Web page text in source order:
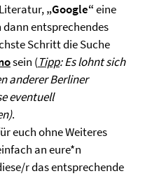
„Google“eine
entsprechendes
Schritt die Suche
sein (Tipp: Es lohnt sich
anderer Berliner
eventuell
.
euch ohne Weiteres
an eure*n
r das entsprechende